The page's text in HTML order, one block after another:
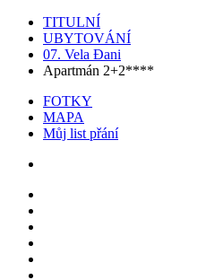
TITULNÍ
UBYTOVÁNÍ
07. Vela Đani
Apartmán 2+2****
FOTKY
MAPA
Můj list přání